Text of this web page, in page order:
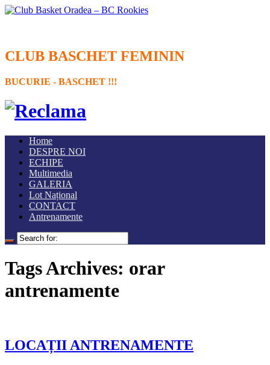
CLUB BASCHET FEMININ
BUCURIE - BASCHET !!!
Home
DESPRE NOI
ECHIPE
Multimedia
GALERIA
Lot Național
CONTACT
Antrenamente
Tags Archives: orar
antrenamente
LOCAȚII ANTRENAMENTE